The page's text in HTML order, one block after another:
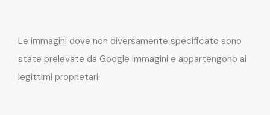
Le immagini dove non diversamente specificato sono
state prelevate da Google Immagini e appartengono ai
legittimi proprietari.